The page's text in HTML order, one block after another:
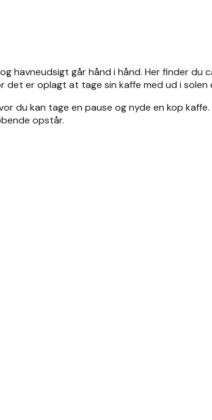
havneudsigt går hånd i hånd. Her finder du
er oplagt at tage sin kaffe med ud i solen
du kan tage en pause og nyde en kop
opstår.